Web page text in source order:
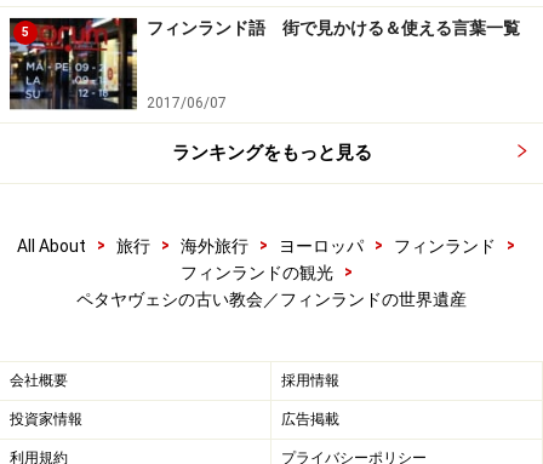
呆気にとられてしまいます。けれどこれらもやはり、本
場のキリスト文化に触れる機会のなかったこの地域の棟
梁たちが、おのおの想像力をはたらかせて表現した、れ
っきとした教会のシンボルと言えるでしょう。
同じ木造建築と言えども、ペタヤヴェシの教会の規模や
建築とは比較しようがないほど素朴で簡素。とはいえこ
の教会では、極北の地にたどり着いたキリスト文化の思
地方の愛すべき風土と歴史が、実に微笑ましく、そして
味わい深く感じられるのです。
5 フィンランド語 街で見かける＆使える言葉一覧
2017/06/07
ランキングをもっと見る
All About > 旅行 > 海外旅行 > ヨーロッパ > フィンランド
>
フィンランドの観光
>
ペタヤヴェシの古い教会／フィンランドの世界遺産
会社概要 採用情報
投資家情報 広告掲載
利用規約 プライバシーポリシー